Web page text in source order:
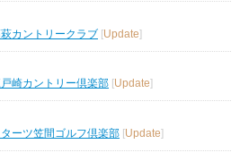
カントリークラブ [Update]
崎カントリー倶楽部 Update
ーツ笠間ゴルフ倶楽部 [Update]